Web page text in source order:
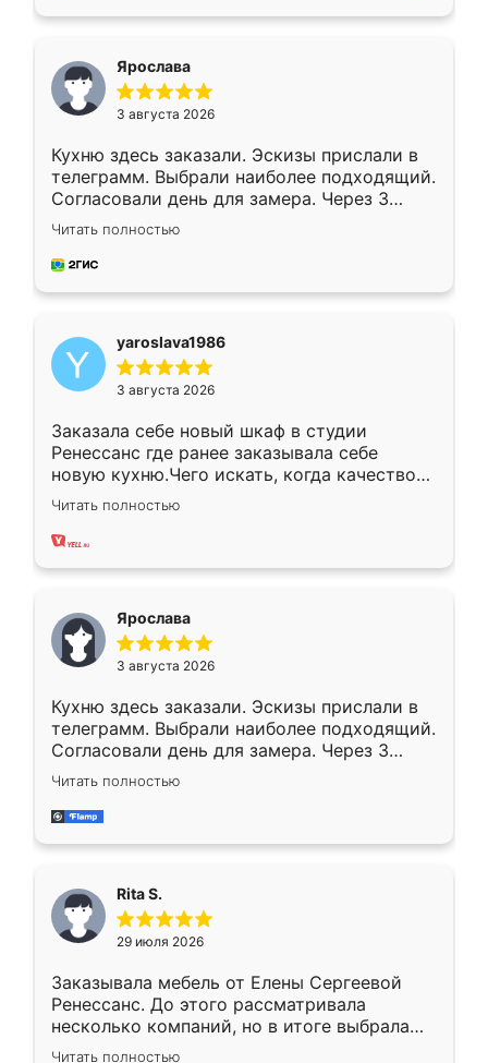
Ярослава
3 августа 2026
Кухню здесь заказали. Эскизы прислали в
телеграмм. Выбрали наиболее подходящий.
Согласовали день для замера. Через 3
недели кухня была уже готова. Остались
довольны работой. Спасибо Ренессанс
мебель за качественную работу!
Читать полностью
yaroslava1986
3 августа 2026
Заказала себе новый шкаф в студии
Ренессанс где ранее заказывала себе
новую кухню.Чего искать, когда качеством
вполне довольна. Служит кухня уже почти
два года, нареканий нет.
Читать полностью
Ярослава
3 августа 2026
Кухню здесь заказали. Эскизы прислали в
телеграмм. Выбрали наиболее подходящий.
Согласовали день для замера. Через 3
недели кухня была уже готова. Остались
довольны работой. Спасибо Ренессанс
мебель за качественную работу!
Читать полностью
Rita S.
29 июля 2026
Заказывала мебель от Елены Сергеевой
Ренессанс. До этого рассматривала
несколько компаний, но в итоге выбрала
эту. Сначала обговорили условия, потом
Читать полностью